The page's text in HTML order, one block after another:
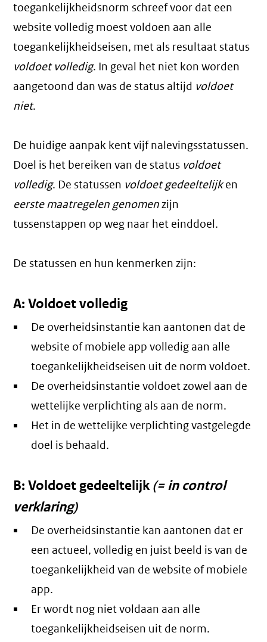
toegankelijkheidsnorm schreef voor dat een
website volledig moest voldoen aan alle
toegankelijkheidseisen, met als resultaat status
voldoet volledig. In geval het niet kon worden
aangetoond dan was de status altijd voldoet
niet.
De huidige aanpak kent vijf nalevingsstatussen.
Doel is het bereiken van de status voldoet
volledig. De statussen voldoet gedeeltelijken
eerste maatregelen genomenzijn
tussenstappen op weg naar het einddoel.
De statussen en hun kenmerken zijn:
A: Voldoet volledig
De overheidsinstantie kan aantonen dat de
website of mobiele app volledig aan alle
toegankelijkheidseisen uit de norm voldoet.
De overheidsinstantie voldoet zowel aan de
wettelijke verplichting als aan de norm.
Het in de wettelijke verplichting vastgelegde
doel is behaald.
B: Voldoet gedeeltelijk(= in control
verklaring)
De overheidsinstantie kan aantonen dat er
een actueel, volledig en juist beeld is van de
toegankelijkheid van de website of mobiele
app.
Er wordt nog niet voldaan aan alle
toegankelijkheidseisen uit de norm.